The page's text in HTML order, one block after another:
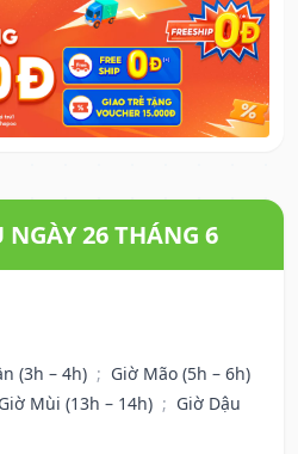
NGÀY 26 THÁNG 6
(3h – 4h) ; Giờ Mão (5h – 6h)
Giờ Mùi (13h – 14h) ; Giờ Dậu